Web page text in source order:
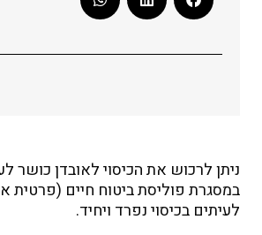
ניתן לרכוש את הכיסוי לאובדן כושר
במסגרת פוליסת ביטוח חיים (פרטית
לעיתים בכיסוי נפרד ויחיד.